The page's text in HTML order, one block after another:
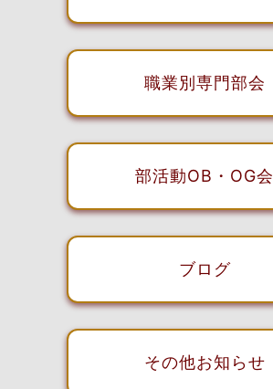
職業別専門部会
部活動OB・OG会
ブログ
その他お知らせ